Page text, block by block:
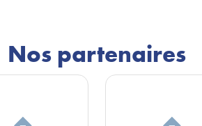
Nos partenaires